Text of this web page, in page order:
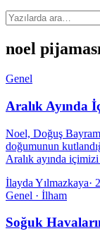
noel
Genel
Aralık Ayında
Noel, Doğuş
doğumunun
Aralık ayında
İlayda Yılmazkaya·
Genel · İlham
Soğuk